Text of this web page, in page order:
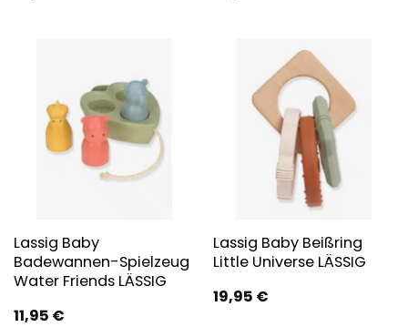
Lassig Baby
Badewannen-Spielzeug
Water Friends LÄSSIG
11,95 €
Lassig Baby Beißring
Little Universe LÄSSIG
19,95 €